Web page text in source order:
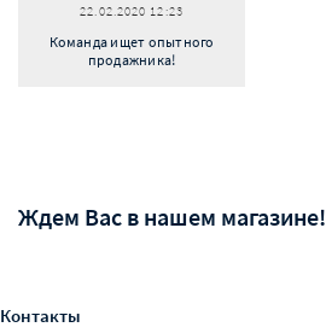
22.02.2020 12:23
Команда ищет опытного
продажника!
Ждем Вас в нашем магазине!
Контакты